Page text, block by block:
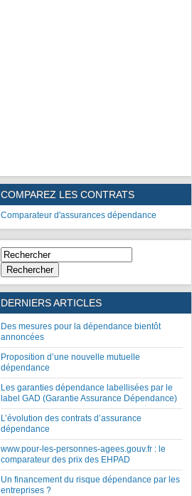
COMPAREZ LES CONTRATS
Comparateur d'assurances dépendance
Rechercher
DERNIERS ARTICLES
Des mesures pour la dépendance bientôt
annoncées
Proposition d’une nouvelle mutuelle
dépendance
Les garanties dépendance labellisées par le
label GAD (Garantie Assurance Dépendance)
L’évolution des contrats d’assurance
dépendance
www.pour-les-personnes-agees.gouv.fr : le
comparateur des prix des EHPAD
Un financement du risque dépendance par les
entreprises ?